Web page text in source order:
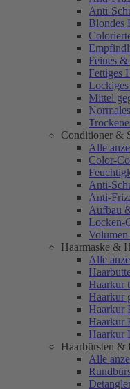
Anti-
Blondes
Feines
Fettiges
Mittel
Conditioner &
Alle
Color-
Anti-
Anti-
Aufbau
Locken-
Haarmaske &
Alle
Haarkur
Haarkur
Haarkur
Haarkur
Haarkur
Haarbürsten &
Alle